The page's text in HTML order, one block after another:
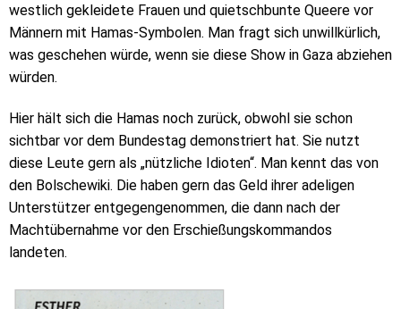
westlich gekleidete Frauen und quietschbunte Queere vor
Männern mit Hamas-Symbolen. Man fragt sich unwillkürlich,
was geschehen würde, wenn sie diese Show in Gaza abziehen
würden.
Hier hält sich die Hamas noch zurück, obwohl sie schon
sichtbar vor dem Bundestag demonstriert hat. Sie nutzt
diese Leute gern als „nützliche Idioten“. Man kennt das von
den Bolschewiki. Die haben gern das Geld ihrer adeligen
Unterstützer entgegengenommen, die dann nach der
Machtübernahme vor den Erschießungskommandos
landeten.